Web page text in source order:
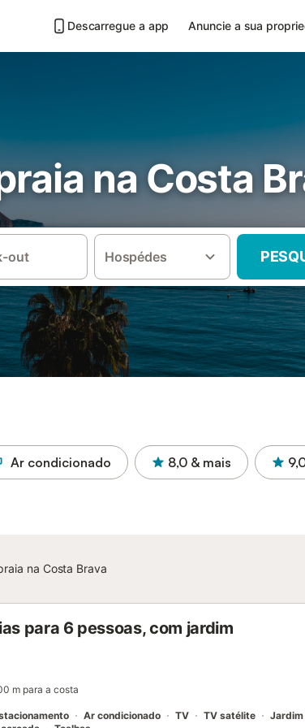
Descarregue a app Anuncie a sua
na Costa
out Hospédes
Ar condicionado 8,0 & mais
na Costa Brava
para 6 pessoas, com jardim
m para a costa
Ar condicionado TV TV satélite
Jardim